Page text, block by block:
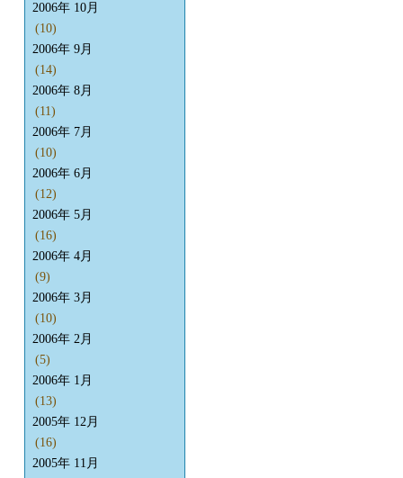
2006年 10月
(10)
2006年 9月
(14)
2006年 8月
(11)
2006年 7月
(10)
2006年 6月
(12)
2006年 5月
(16)
2006年 4月
(9)
2006年 3月
(10)
2006年 2月
(5)
2006年 1月
(13)
2005年 12月
(16)
2005年 11月